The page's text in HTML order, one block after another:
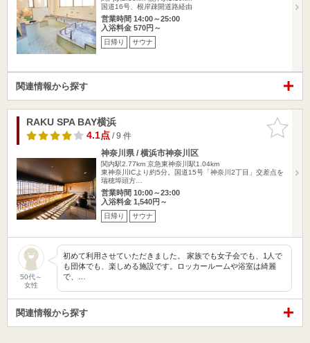
国道16号、根岸疎開道路経由
営業時間 14:00～25:00
入浴料金 570円～
日帰り サウナ
関連情報から探す
お気に入
りに追加
RAKU SPA BAY横浜
4.1点/ 9 件
神奈川県 / 横浜市神奈川区
関内駅2.77km 京急東神奈川駅1.04km
東神奈川ICより約5分。国道15号「神奈川2丁目」交差点を
瑞穂埠頭方…
営業時間 10:00～23:00
入浴料金 1,540円～
日帰り サウナ
50代～
女性
初めて利用させていただきました。 家族でも女子会でも、1人で
も団体でも、楽しめる施設です。ロッカールームや浴室は綺麗
で、…
関連情報から探す